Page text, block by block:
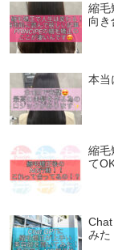
縮毛
向き
本当
縮毛
て
みた